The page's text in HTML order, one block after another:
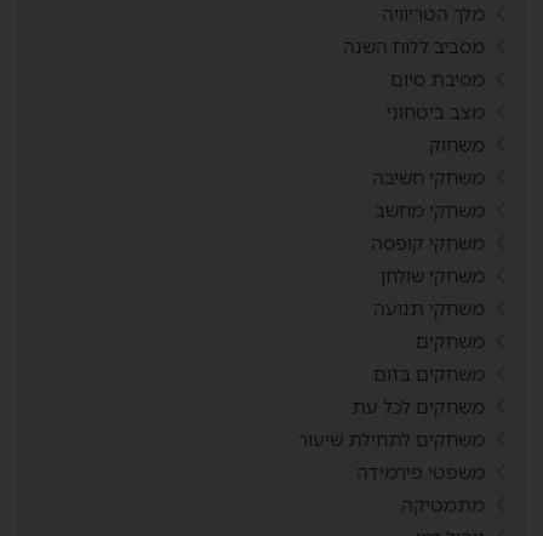
מלך הטריוויה
מסביב ללוח השנה
מסיבת סיום
מצב ביטחוני
משחוק
משחקי חשיבה
משחקי מחשב
משחקי קופסה
משחקי שולחן
משחקי תנועה
משחקים
משחקים בזום
משחקים לכל עת
משחקים לתחילת שיעור
משפטי פירמידה
מתמטיקה